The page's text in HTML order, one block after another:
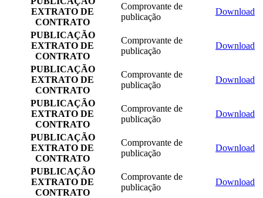
EXTRATO DE
CONTRATO
Comprovante de
publicação
Download
PUBLICAÇÃO
EXTRATO DE
CONTRATO
Comprovante de
publicação
Download
PUBLICAÇÃO
EXTRATO DE
CONTRATO
Comprovante de
publicação
Download
PUBLICAÇÃO
EXTRATO DE
CONTRATO
Comprovante de
publicação
Download
PUBLICAÇÃO
EXTRATO DE
CONTRATO
Comprovante de
publicação
Download
PUBLICAÇÃO
EXTRATO DE
CONTRATO
Comprovante de
publicação
Download